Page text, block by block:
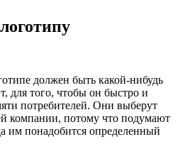
должен быть какой-нибудь
для того, чтобы он быстро и
потребителей. Они выберут
компании, потому что подумают
им понадобится определенный